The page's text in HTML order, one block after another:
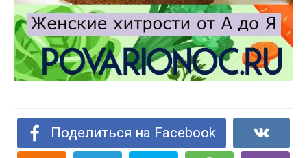
Поделиться на Facebook